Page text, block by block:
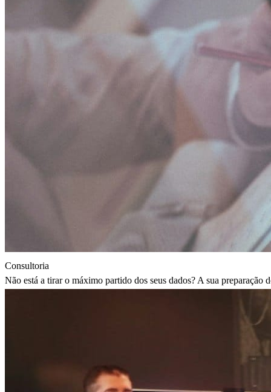
Consultoria
Não está a tirar o máximo partido dos seus dados? A sua preparação